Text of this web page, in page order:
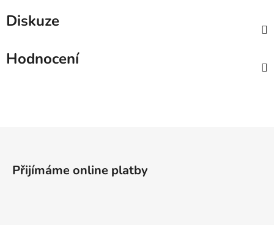
Diskuze
Hodnocení
Přijímáme online platby